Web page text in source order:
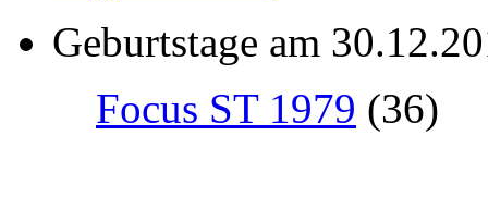
Geburtstage am
Focus ST 1979 (36)